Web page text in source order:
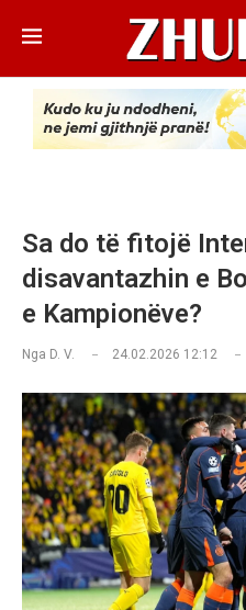
Sa do të fitojë
disavantazhin e
e Kampionëve?
Nga D. V. 24.02.2026 12:12